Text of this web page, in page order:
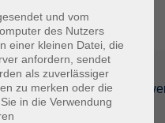
Datenschutz
und vom
des Nutzers
einer kleinen Datei, die
anfordern, sendet
als zuverlässiger
zu merken oder die
in die Verwendung